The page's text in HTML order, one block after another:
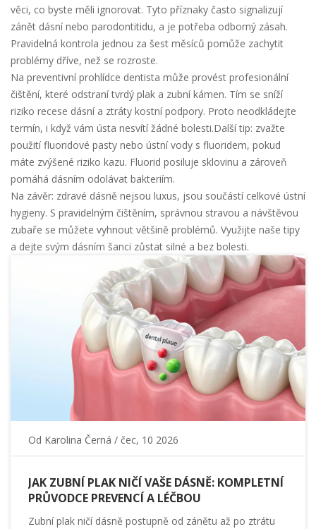
věci, co byste měli ignorovat. Tyto příznaky často signalizují
zánět dásní nebo parodontitidu, a je potřeba odborný zásah.
Pravidelná kontrola jednou za šest měsíců pomůže zachytit
problémy dříve, než se rozroste.
Na preventivní prohlídce dentista může provést profesionální
čištění, které odstraní tvrdý plak a zubní kámen. Tím se sníží
riziko recese dásní a ztráty kostní podpory. Proto neodkládejte
termín, i když vám ústa nesvítí žádné bolesti.Další tip: zvažte
použití fluoridové pasty nebo ústní vody s fluoridem, pokud
máte zvýšené riziko kazu. Fluorid posiluje sklovinu a zároveň
pomáhá dásním odolávat bakteriím.
Na závěr: zdravé dásně nejsou luxus, jsou součástí celkové ústní
hygieny. S pravidelným čištěním, správnou stravou a návštěvou
zubaře se můžete vyhnout většině problémů. Využijte naše tipy
a dejte svým dásním šanci zůstat silné a bez bolesti.
Od Karolina Černá / čec, 10 2026
JAK ZUBNÍ PLAK NIČÍ VAŠE DÁSNĚ: KOMPLETNÍ
PRŮVODCE PREVENCÍ A LÉČBOU
Zubní plak ničí dásně postupně od zánětu až po ztrátu